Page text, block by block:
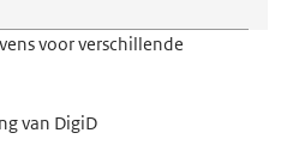
voor verschillende
van DigiD